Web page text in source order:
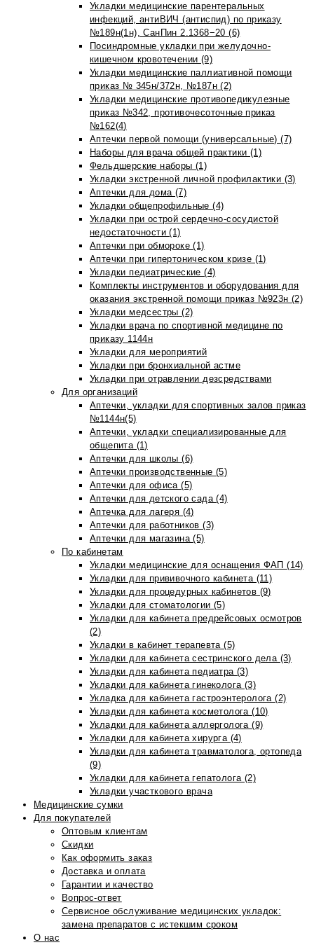
Укладки медицинские парентеральных
инфекций, антиВИЧ (антиспид) по приказу
№189н(1н), СанПин 2.1368−20 (6)
Посиндромные укладки при желудочно-
кишечном кровотечении (9)
Укладки медицинские паллиативной помощи
приказ № 345н/372н, №187н (2)
Укладки медицинские противопедикулезные
приказ №342, противочесоточные приказ
№162(4)
Аптечки первой помощи (универсальные) (7)
Наборы для врача общей практики (1)
Фельдшерские наборы (1)
Укладки экстренной личной профилактики (3)
Аптечки для дома (7)
Укладки общепрофильные (4)
Укладки при острой сердечно-сосудистой
недостаточности (1)
Аптечки при обмороке (1)
Аптечки при гипертоническом кризе (1)
Укладки педиатрические (4)
Комплекты инструментов и оборудования для
оказания экстренной помощи приказ №923н (2)
Укладки медсестры (2)
Укладки врача по спортивной медицине по
приказу 1144н
Укладки для мероприятий
Укладки при бронхиальной астме
Укладки при отравлении дезсредствами
Для организаций
Аптечки, укладки для спортивных залов приказ
№1144н(5)
Аптечки, укладки специализированные для
общепита (1)
Аптечки для школы (6)
Аптечки производственные (5)
Аптечки для офиса (5)
Аптечки для детского сада (4)
Аптечка для лагеря (4)
Аптечки для работников (3)
Аптечки для магазина (5)
По кабинетам
Укладки медицинские для оснащения ФАП (14)
Укладки для прививочного кабинета (11)
Укладки для процедурных кабинетов (9)
Укладки для стоматологии (5)
Укладки для кабинета предрейсовых осмотров
(2)
Укладки в кабинет терапевта (5)
Укладки для кабинета сестринского дела (3)
Укладки для кабинета педиатра (3)
Укладки для кабинета гинеколога (3)
Укладка для кабинета гастроэнтеролога (2)
Укладки для кабинета косметолога (10)
Укладки для кабинета аллерголога (9)
Укладки для кабинета хирурга (4)
Укладки для кабинета травматолога, ортопеда
(9)
Укладки для кабинета гепатолога (2)
Укладки участкового врача
Медицинские сумки
Для покупателей
Оптовым клиентам
Скидки
Как оформить заказ
Доставка и оплата
Гарантии и качество
Вопрос-ответ
Сервисное обслуживание медицинских укладок:
замена препаратов с истекшим сроком
О нас